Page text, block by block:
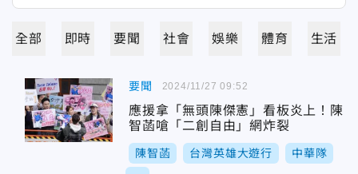
全部 即時 要聞 社會 娛樂 體育 生活
要聞
應援拿「無頭陳傑憲」看板炎上！陳
智菡嗆「二創自由」網炸裂
陳智菡 台灣英雄大遊行 中華隊
2024/11/27 09:52